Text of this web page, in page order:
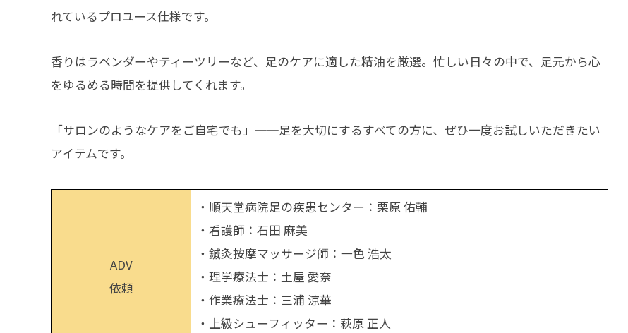
れているプロユース仕様です。
香りはラベンダーやティーツリーなど、足のケアに適した精油を厳選。忙しい日々の中で、足元から心
をゆるめる時間を提供してくれます。
「サロンのようなケアをご自宅でも」──足を大切にするすべての方に、ぜひ一度お試しいただきたい
アイテムです。
ADV
依頼
・順天堂病院足の疾患センター：栗原 佑輔
・看護師：石田 麻美
・鍼灸按摩マッサージ師：一色 浩太
・理学療法士：土屋 愛奈
・作業療法士：三浦 涼華
・上級シューフィッター：萩原 正人